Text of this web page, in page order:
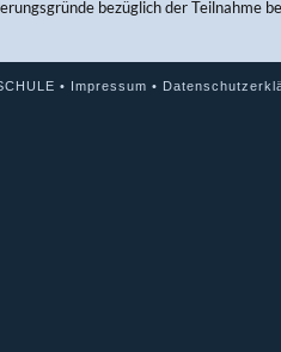
bezüglich der Teilnahme
• Impressum •